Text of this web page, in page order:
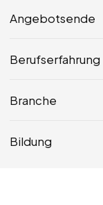
Angebotsende
Berufserfahrung
Branche
Bildung